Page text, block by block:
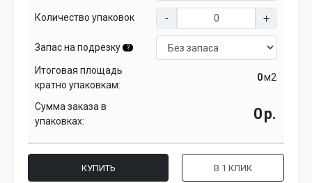
Количество упаковок
Запас на подрезку ?
Итоговая площадь
кратно упаковкам:
м2
Сумма заказа в
упаковках:
р.
КУПИТЬ В 1 КЛИК